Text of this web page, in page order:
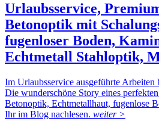
Urlaubsservice,
Betonoptik mit
fugenloser Boden,
Echtmetall Stahloptik,
Im Urlaubsservice ausgeführte Arbeiten
Die wunderschöne Story eines
Betonoptik, Echtmetallhaut, fugenlose
Ihr im Blog nachlesen. weiter >